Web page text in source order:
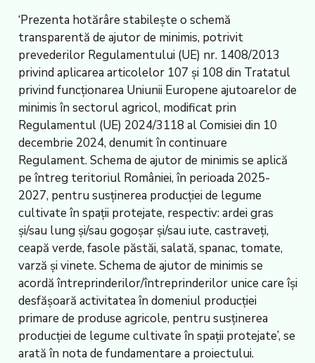
‘Prezenta hotărâre stabilește o schemă
transparentă de ajutor de minimis, potrivit
prevederilor Regulamentului (UE) nr. 1408/2013
privind aplicarea articolelor 107 și 108 din Tratatul
privind funcționarea Uniunii Europene ajutoarelor de
minimis în sectorul agricol, modificat prin
Regulamentul (UE) 2024/3118 al Comisiei din 10
decembrie 2024, denumit în continuare
Regulament. Schema de ajutor de minimis se aplică
pe întreg teritoriul României, în perioada 2025-
2027, pentru susținerea producției de legume
cultivate în spații protejate, respectiv: ardei gras
și/sau lung și/sau gogoșar și/sau iute, castraveți,
ceapă verde, fasole păstăi, salată, spanac, tomate,
varză și vinete. Schema de ajutor de minimis se
acordă întreprinderilor/întreprinderilor unice care își
desfășoară activitatea în domeniul producției
primare de produse agricole, pentru susținerea
producției de legume cultivate în spații protejate’, se
arată în nota de fundamentare a proiectului.